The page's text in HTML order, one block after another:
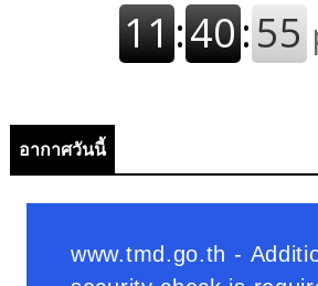
อากาศวันนี้